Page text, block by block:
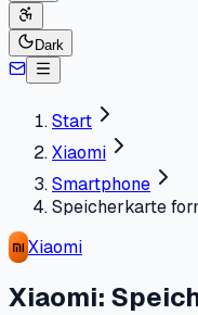
Dark
Start
Xiaomi
Smartphone
Speicherkarte
Xiaomi
Xiaomi: